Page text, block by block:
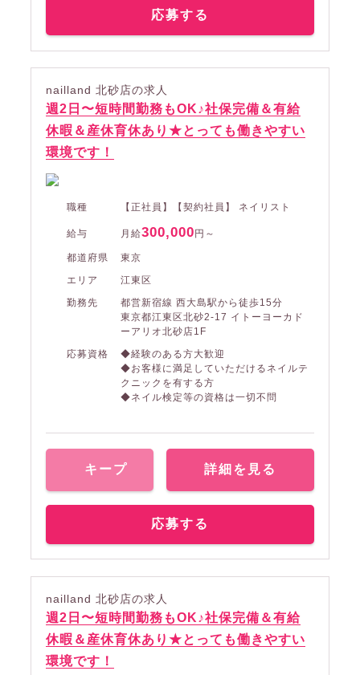
応募する
nailland 北砂店の求人
週2日〜短時間勤務もOK♪社保完備＆有給
休暇＆産休育休あり★とっても働きやすい
環境です！
職種 【正社員】【契約社員】 ネイリスト
給与 月給300,000円～
都道府県
東京
エリア
江東区
勤務先
都営新宿線 西大島駅から徒歩15分
東京都江東区北砂2-17 イトーヨーカド
ーアリオ北砂店1F
応募資格
◆経験のある方大歓迎
◆お客様に満足していただけるネイルテ
クニックを有する方
◆ネイル検定等の資格は一切不問
キープ 詳細を見る
応募する
nailland 北砂店の求人
週2日〜短時間勤務もOK♪社保完備＆有給
休暇＆産休育休あり★とっても働きやすい
環境です！